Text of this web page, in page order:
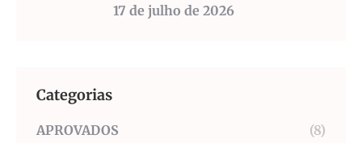
17 de julho de 2026
Categorias
APROVADOS
(8)